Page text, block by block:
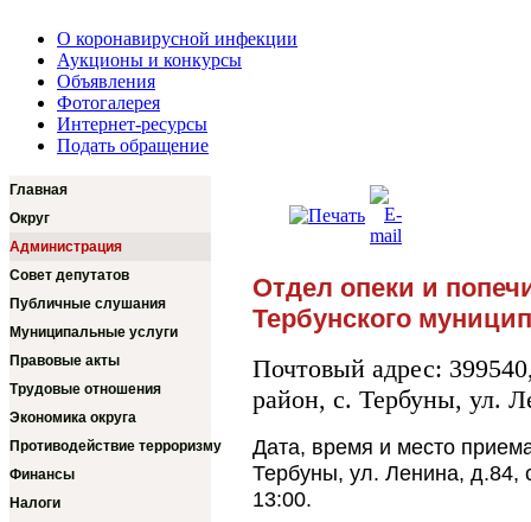
О коронавирусной инфекции
Аукционы и конкурсы
Объявления
Фотогалерея
Интернет-ресурсы
Подать обращение
Главная
Округ
Администрация
Совет депутатов
Публичные слушания
Муниципальные услуги
Правовые акты
Трудовые отношения
Экономика округа
Противодействие терроризму
Финансы
Налоги
Отдел опеки и
Тербунского
Почтовый адрес:
район, с. Тербуны, ул.
Дата, время и место
Тербуны, ул. Ленина, д.84,
13:00.